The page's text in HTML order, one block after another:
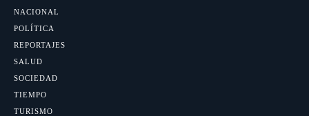
NACIONAL
POLÍTICA
REPORTAJES
SALUD
SOCIEDAD
TIEMPO
TURISMO